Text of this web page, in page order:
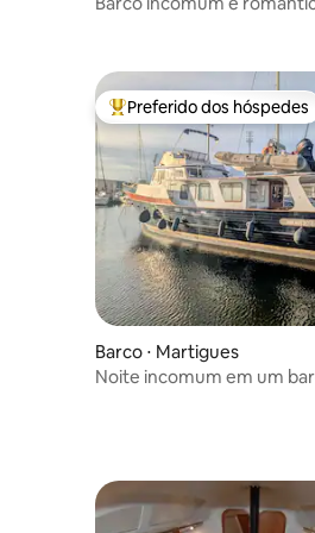
Entre os melhores
Preferido dos hóspedes
Barco ⋅ Martigues
Noite incomum em um